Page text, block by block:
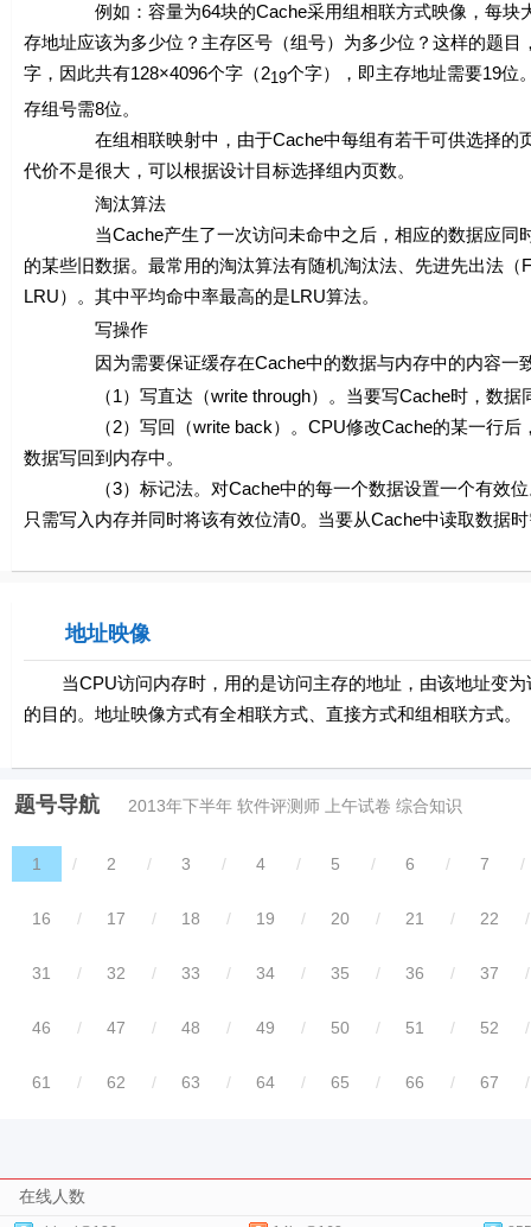
例如：容量为64块的Cache采用组相联方式映像，每块大
存地址应该为多少位？主存区号（组号）为多少位？这样的题
字，因此共有128×4096个字（219个字），即主存地址需要19位
存组号需8位。
在组相联映射中，由于Cache中每组有若干可供选择的页
代价不是很大，可以根据设计目标选择组内页数。
淘汰算法
当Cache产生了一次访问未命中之后，相应的数据应同时
的某些旧数据。最常用的淘汰算法有随机淘汰法、先进先出法
LRU）。其中平均命中率最高的是LRU算法。
写操作
因为需要保证缓存在Cache中的数据与内存中的内容一致
（1）写直达（write through）。当要写Cache时，数据同
（2）写回（write back）。CPU修改Cache的某一行后，
数据写回到内存中。
（3）标记法。对Cache中的每一个数据设置一个有效位。
只需写入内存并同时将该有效位清0。当要从Cache中读取数据
地址映像
当CPU访问内存时，用的是访问主存的地址，由该地址变为
的目的。地址映像方式有全相联方式、直接方式和组相联方式。
题号导航 2013年下半年 软件评测师 上午试卷 综合知识
1 / 2 / 3 / 4 / 5 / 6 / 7 /
16 / 17 / 18 / 19 / 20 / 21 / 22 /
31 / 32 / 33 / 34 / 35 / 36 / 37 /
46 / 47 / 48 / 49 / 50 / 51 / 52 /
61 / 62 / 63 / 64 / 65 / 66 / 67 /
在线人数